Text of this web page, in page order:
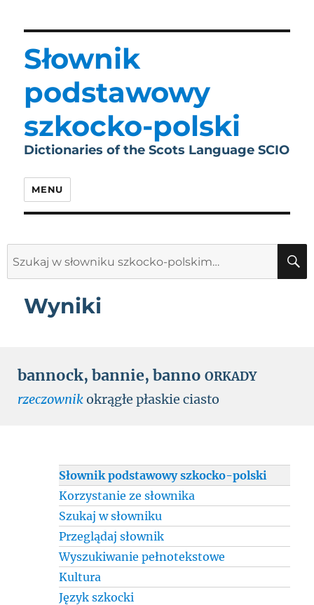
Słownik
podstawowy
szkocko-polski
Dictionaries of the Scots Language SCIO
MENU
Wyniki
bannock, bannie, banno ORKADY
rzeczownikokrągłe płaskie ciasto
Słownik podstawowy szkocko-polski
Korzystanie ze słownika
Szukaj w słowniku
Przeglądaj słownik
Wyszukiwanie pełnotekstowe
Kultura
Język szkocki